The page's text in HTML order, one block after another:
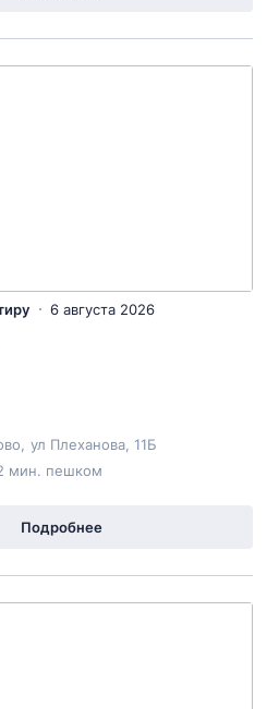
6 августа 2026
ул Плеханова , 11Б
мин. пешком
Подробнее